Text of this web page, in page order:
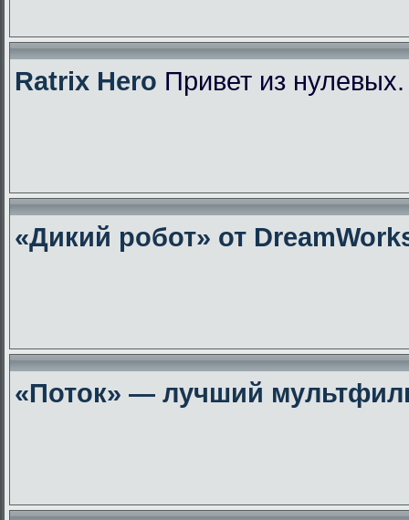
Ratrix Hero Привет из
«Дикий робот» от
«Поток» — лучший